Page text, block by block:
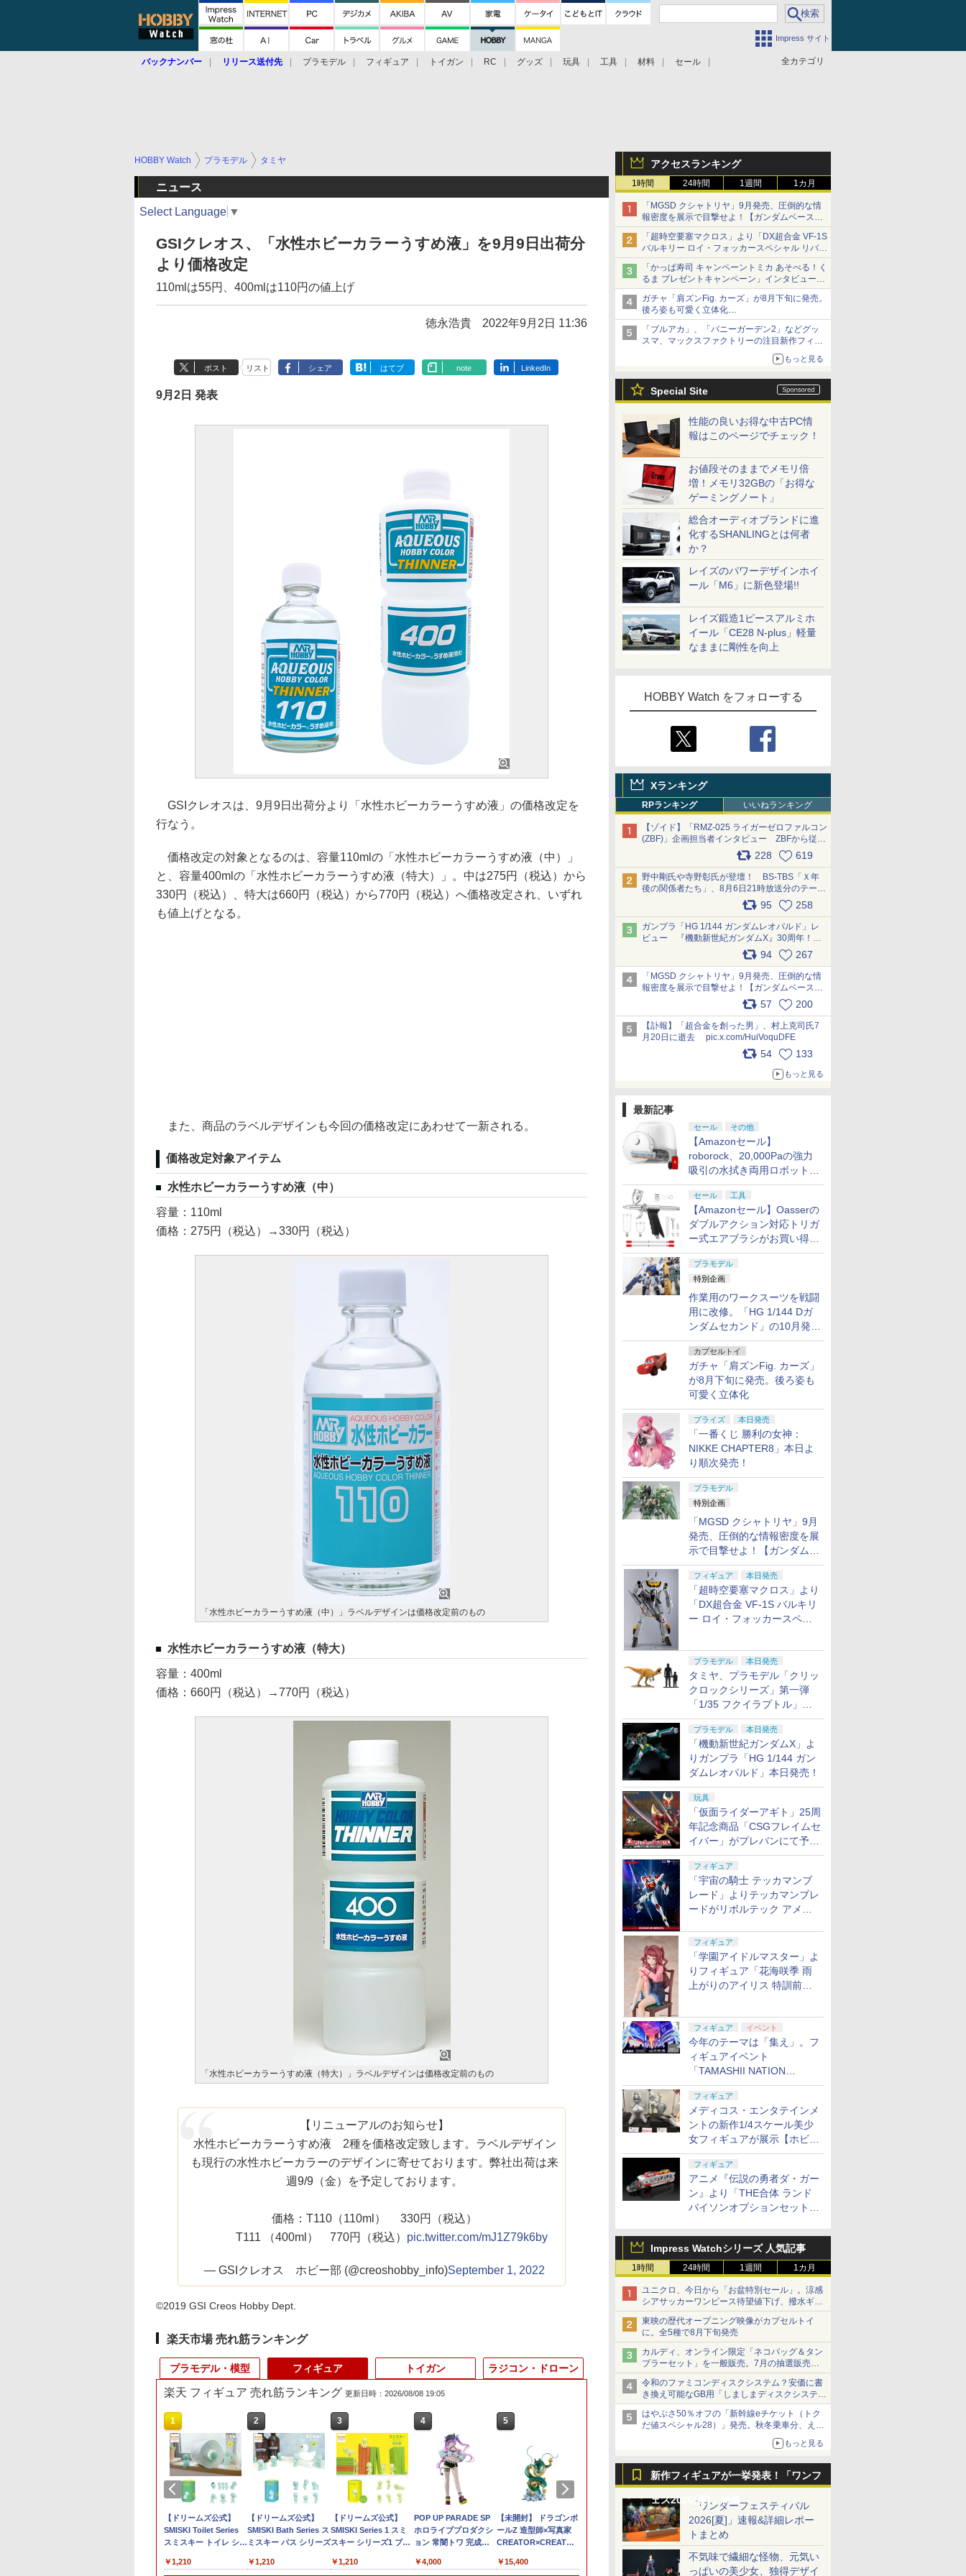
Impress サイト
全カテゴリ
バックナンバー リリース送付先 プラモデル フィギュア トイガン RC グッズ 玩具 工具 材料 セール
アクセスランキング
1時間 24時間 1週間 1カ月
「MGSD クシャトリヤ」9月発売、圧倒的な情
報密度を展示で目撃せよ！【ガンダムベース撮
り下ろし】
「超時空要塞マクロス」より「DX超合金 VF-1S
バルキリー ロイ・フォッカースペシャル リバイ
バルVer.」本日発売！
「かっぱ寿司 キャンペーントミカ あそべる！く
るま プレゼントキャンペーン」インタビュー
子どもが楽しめるかっぱ寿司ならではの体験と
コラボの楽しさを追求
ガチャ「肩ズンFig. カーズ」が8月下旬に発売。
後ろ姿も可愛く立体化
ライトニング・マックィーンやメーターなど4
種がラインナップ
「ブルアカ」、「バニーガーデン2」などグッ
スマ、マックスファクトリーの注目新作フィギ
ュアが展示【ホビーメーカー合同展示会】
もっと見る
Special Site
性能の良いお得な中古PC情
報はこのページでチェック！
お値段そのままでメモリ倍
増！メモリ32GBの「お得な
ゲーミングノート」
総合オーディオブランドに進
化するSHANLINGとは何者
か？
レイズのパワーデザインホイ
ール「M6」に新色登場!!
レイズ鍛造1ピースアルミホ
イール「CE28 N-plus」軽量
なままに剛性を向上
HOBBY Watch をフォローする
Xランキング
RPランキング いいねランキング
【ゾイド】「RMZ-025 ライガーゼロファルコン
(ZBF)」企画担当者インタビュー ZBFから従来
デザインまで再現可能なボリューム満点のキッ
ト pic.x.com/6zOqQAQKkX
228 619
野中剛氏や寺野彰氏が登壇！ BS-TBS「Ｘ年
後の関係者たち」、8月6日21時放送分のテーマ
は「超合金」！ pic.x.com/uWyt1uyuFm
95 258
ガンプラ「HG 1/144 ガンダムレオパルド」レ
ビュー 『機動新世紀ガンダムX』30周年！イ
ンナーアームガトリングの変形機構まで再現し
最新フォーマットでキット化！
pic.x.com/nszPIDTpbg
94 267
「MGSD クシャトリヤ」9月発売、圧倒的な情
報密度を展示で目撃せよ！【ガンダムベース撮
り下ろし】 pic.x.com/3rPjsfk7qZ
57 200
【訃報】「超合金を創った男」、村上克司氏7
月20日に逝去 pic.x.com/HuiVoquDFE
54 133
もっと見る
最新記事
セール その他
【Amazonセール】
roborock、20,000Paの強力
吸引の水拭き両用ロボット掃
除機「Qrevo Curv 2 Flow」
がお買い得！
セール 工具
【Amazonセール】Oasserの
ダブルアクション対応トリガ
ー式エアブラシがお買い得価
格で登場！
プラモデル
特別企画
作業用のワークスーツを戦闘
用に改修。「HG 1/144 Dガ
ンダムセカンド」の10月発送
分が予約受付中【ガンダムベ
ース撮り下ろし】
カプセルトイ
ガチャ「肩ズンFig. カーズ」
が8月下旬に発売。後ろ姿も
可愛く立体化
プライズ 本日発売
「一番くじ 勝利の女神：
NIKKE CHAPTER8」本日よ
り順次発売！
プラモデル
特別企画
「MGSD クシャトリヤ」9月
発売、圧倒的な情報密度を展
示で目撃せよ！【ガンダムベ
ース撮り下ろし】
フィギュア 本日発売
「超時空要塞マクロス」より
「DX超合金 VF-1S バルキリ
ー ロイ・フォッカースペシ
プラモデル 本日発売
タミヤ、プラモデル「クリッ
クロックシリーズ」第一弾
「1/35 フクイラプトル」本
日発売！
プラモデル 本日発売
「機動新世紀ガンダムX」よ
りガンプラ「HG 1/144 ガン
ダムレオパルド」本日発売！
玩具
「仮面ライダーアギト」25周
年記念商品「CSGフレイムセ
イバー」がプレバンにて予約
開始
フィギュア
「宇宙の騎士 テッカマンブ
レード」よりテッカマンブレ
ードがリボルテック アメイ
定
フィギュア
「学園アイドルマスター」よ
りフィギュア「花海咲季 雨
上がりのアイリス 特訓前
フィギュア イベント
今年のテーマは「集え」。フ
ィギュアイベント
「TAMASHII NATION
2026」が11月13日より開催
決定
フィギュア
メディコス・エンタテインメ
ントの新作1/4スケール美少
女フィギュアが展示【ホビー
メーカー合同展示会】
フィギュア
アニメ『伝説の勇者ダ・ガー
ン』より「THE合体 ランド
バイソンオプションセット」
Impress Watchシリーズ 人気記事
1時間 24時間 1週間 1カ月
ユニクロ、今日から「お盆特別セール」。涼感
シアサッカーワンピース待望値下げ、撥水ギア
ショーツは1990円に
東映の歴代オープニング映像がカプセルトイ
に。全5種で8月下旬発売
カルディ、オンライン限定「ネコバッグ＆タン
ブラーセット」を一般販売。7月の抽選販売の
当選無効分
令和のファミコンディスクシステム？安価に書
き換え可能なGB用「しましまディスクシステ
ム」
はやぶさ50％オフの「新幹線eチケット（トク
だ値スペシャル28）」発売。秋冬乗車分、えき
もっと見る
新作フィギュアが一挙発表！「ワンフ
ェス2026[夏]」特集「ワンダーフェスティバル
2026[夏]」速報&詳細レポー
トまとめ
不気味で繊細な怪物、元気い
っぱいの美少女、独得デザイ
HOBBY Watch プラモデル タミヤ
ニュース
Select Language ▼
GSIクレオス、「水性ホビーカラーうすめ液」を9月9日出荷分
より価格改定
110mlは55円、400mlは110円の値上げ
徳永浩貴 2022年9月2日 11:36
ポスト リスト シェア はてブ note LinkedIn
9月2日 発表
GSIクレオスは、9月9日出荷分より「水性ホビーカラーうすめ液」の価格改定を
行なう。
価格改定の対象となるのは、容量110mlの「水性ホビーカラーうすめ液（中）」
と、容量400mlの「水性ホビーカラーうすめ液（特大）」。中は275円（税込）から
330円（税込）、特大は660円（税込）から770円（税込）へ価格改定され、いずれ
も値上げとなる。
また、商品のラベルデザインも今回の価格改定にあわせて一新される。
価格改定対象アイテム
水性ホビーカラーうすめ液（中）
容量：110ml
価格：275円（税込）→330円（税込）
「水性ホビーカラーうすめ液（中）」ラベルデザインは価格改定前のもの
水性ホビーカラーうすめ液（特大）
容量：400ml
価格：660円（税込）→770円（税込）
「水性ホビーカラーうすめ液（特大）」ラベルデザインは価格改定前のもの
【リニューアルのお知らせ】
水性ホビーカラーうすめ液 2種を価格改定致します。ラベルデザイン
も現行の水性ホビーカラーのデザインに寄せております。弊社出荷は来
週9/9（金）を予定しております。
価格：T110（110ml） 330円（税込）
T111 （400ml） 770円（税込） pic.twitter.com/mJ1Z79k6by
— GSIクレオス ホビー部 (@creoshobby_info)September 1, 2022
©2019 GSI Creos Hobby Dept.
楽天市場 売れ筋ランキング
プラモデル・模型
1
【当店独自で＋P10倍
★要エントリー】【中
古】[PTM] (再販) 1/144
ト ガンプラ 15(キャバ
￥1,900
2
HG 1/144 ライジングフ
リーダムガンダム
「機動戦士ガンダム
ガンプラ
￥1,980
3
サンリオクラシックハ
ローキティpvcクリア
ポーチワイド (贈呈品
了)
￥2,362
4
タミヤ 1/35 ミリタリー
ミニチュアシリーズ
No.70 アメリカ M3A2
【特別販売製品】
￥2,464
5
【未使用】1/144
HGUC RX-0 ユニコー
ンガンダム3号機 フェ
ド(ナラティブver.)
￥2,800
1/24 『新世紀エヴァン
ゲリオン』 エヴァRT
初号機スカイライン
R32 GT-R 【SP696】
7
1/24 スポーツカーシリ
ーズ 1/24 NISSAN レパ
ード 2ドア ハードトッ
プ 280X・SF-L
【24378】 (プラモデ
￥3,520
8
【中古】【未組立】
Zガンダム」 シリーズ
No.042 [5063569]＜プ
￥3,880
フィギュア
楽天 フィギュア 売れ筋ランキング 更新日時：2026/08/08 19:05
1
【ドリームズ公式】
SMISKI Toilet Series
スミスキー トイレ シリ
￥1,210
2
【ドリームズ公式】
SMISKI Bath Series ス
ミスキー バス シリーズ
￥1,210
3
【ドリームズ公式】
SMISKI Series 1 スミ
スキー シリーズ1 ブラ
リアフィギュア 蓄光 暗
￥1,210
4
POP UP PARADE SP
ホロライブプロダクシ
ョン 常闇トワ 完成品
ァクトリー]【送料無
￥4,000
5
【未開封】 ドラゴンボ
ールZ 造型師×写真家
CREATOR×CREATOR
龍 フィギュア 【日南
￥15,400
【メディコム・トイ公
式】VCD ロンパース &
カントクくん
7
未開封 GOOD SMILE
COMPANY グッドスマ
イルカンパニー フィギ
ュア セイバー/葛飾北
斎 Fate/Grand Order
￥18,821
8
ホロライブプロダクシ
ギュア[マックスファク
トリー]【送料無料】
￥19,800
トイガン ラジコン・ドローン